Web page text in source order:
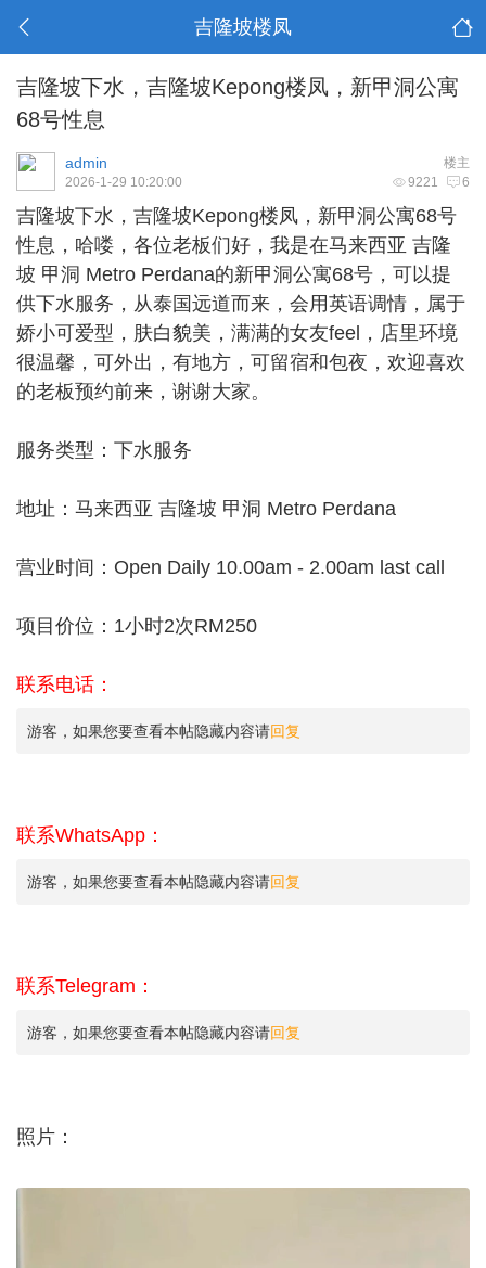
吉隆坡楼凤
吉隆坡下水，吉隆坡Kepong楼凤，新甲洞公寓
68号性息
楼主
admin
9221 6
2026-1-29 10:20:00
吉隆坡下水 ，吉隆坡Kepong楼凤，新甲洞公寓68号
性息，哈喽，各位老板们好，我是在马来西亚 吉隆
坡 甲洞 Metro Perdana的新甲洞公寓68号，可以提
供下水服务，从泰国远道而来，会用英语调情，属于
娇小可爱型，肤白貌美，满满的女友feel，店里环境
很温馨，可外出，有地方，可留宿和包夜，欢迎喜欢
的老板预约前来，谢谢大家。
服务类型：下水服务
地址：马来西亚 吉隆坡 甲洞 Metro Perdana
营业时间：Open Daily 10.00am - 2.00am last call
项目价位：1小时2次RM250
联系电话：
游客，如果您要查看本帖隐藏内容请回复
联系WhatsApp：
游客，如果您要查看本帖隐藏内容请回复
联系Telegram：
游客，如果您要查看本帖隐藏内容请回复
照片：